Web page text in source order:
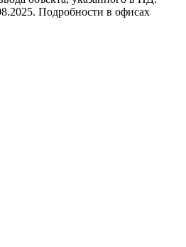
Подробности в офисах